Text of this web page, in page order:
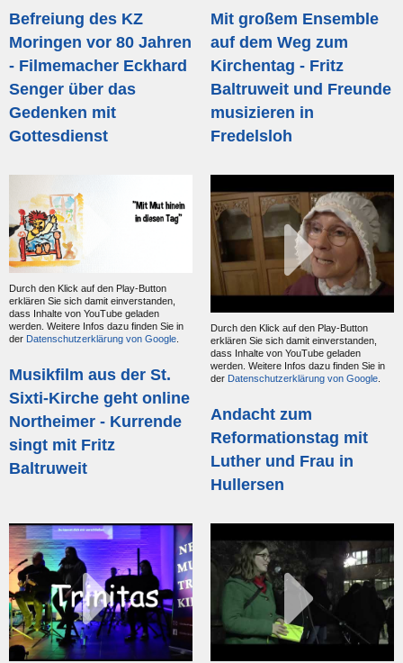
Befreiung des KZ
Moringen vor 80 Jahren
- Filmemacher Eckhard
Senger über das
Gedenken mit
Gottesdienst
Mit großem Ensemble
auf dem Weg zum
Kirchentag - Fritz
Baltruweit und Freunde
musizieren in
Fredelsloh
Durch den Klick auf den Play-Button
erklären Sie sich damit einverstanden,
dass Inhalte von YouTube geladen
werden. Weitere Infos dazu finden Sie in
der Datenschutzerklärung von Google
Musikfilm aus der St.
Sixti-Kirche geht online
Northeimer - Kurrende
singt mit Fritz
Baltruweit
Durch den Klick auf den Play-Button
erklären Sie sich damit einverstanden,
dass Inhalte von YouTube geladen
werden. Weitere Infos dazu finden Sie in
der Datenschutzerklärung von Google.
Andacht zum
Reformationstag mit
Luther und Frau in
Hullersen